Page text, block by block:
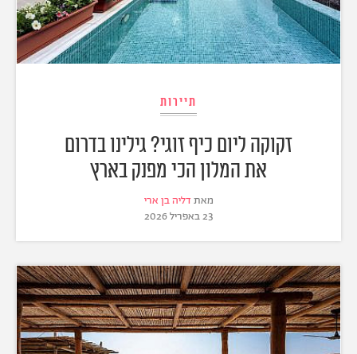
תיירות
זקוקה ליום כיף זוגי? גילינו בדרום
את המלון הכי מפנק בארץ
מאת דליה בן ארי
23 באפריל 2026